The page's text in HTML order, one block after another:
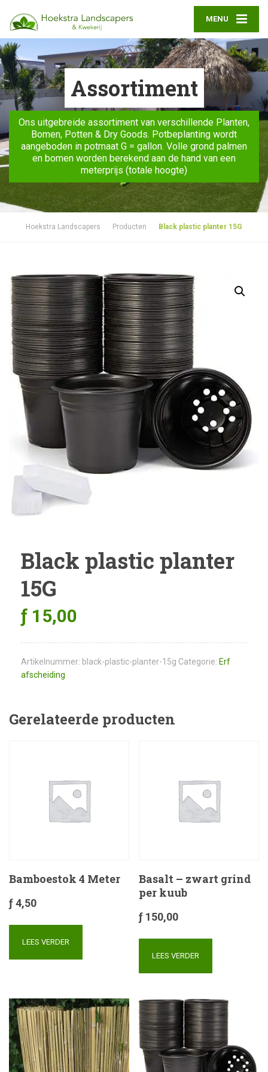
MENU
Assortiment
Ons uitgebreide assortiment van verschillende Planten,
Bomen, Potten & Dry Goods. Potbeplanting wordt
aangeboden in potmaat G = gallon. Volle grond palmen
en bomen worden berekend aan de hand van een
meterprijs (totale hoogte)
Hoekstra Landscapers Producten Black plastic planter 15G
Black plastic planter
15G
ƒ 15,00
Artikelnummer: black-plastic-planter-15g Categorie: Erf
afscheiding
Gerelateerde producten
Bamboestok 4 Meter
ƒ4,50
LEES VERDER
Basalt – zwart grind
per kuub
ƒ 150,00
LEES VERDER